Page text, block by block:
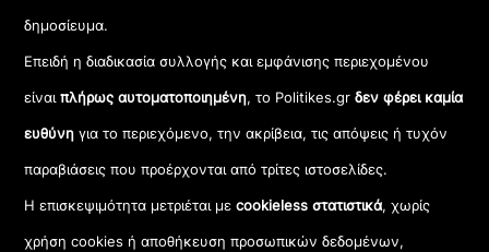
δημοσίευμα.
Επειδή η διαδικασία συλλογής και εμφάνισης περιεχομένου
είναιπλήρως αυτοματοποιημένη, το Politikes.grδεν φέρει καμία
ευθύνη για το περιεχόμενο, την ακρίβεια, τις απόψεις ή τυχόν
παραβιάσεις που προέρχονται από τρίτες ιστοσελίδες.
Η επισκεψιμότητα μετριέται μεcookieless στατιστικά, χωρίς
χρήση cookies ή αποθήκευση προσωπικών δεδομένων,